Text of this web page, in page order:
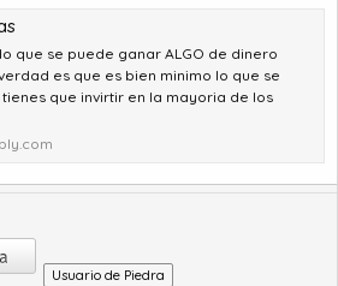
que se puede ganar ALGO de dinero
es que es bien minimo lo que se
que invirtir en la mayoria de los
Usuario de Piedra